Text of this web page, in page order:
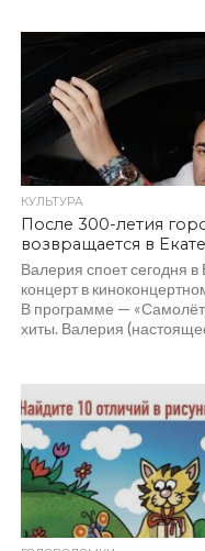
КУЛЬТУРА
После 300-летия
возвращается в
Валерия споет сегодня
концерт в
В программе —
хиты. Валерия